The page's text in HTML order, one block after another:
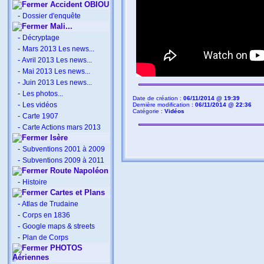
Accident OBIOU
- Dossier d'enquête
Mali...
- Décryptage
- Mars 2013 Les news...
- Avril 2013 Les news...
- Mai 2013 Les news...
- Juin 2013 Les news...
- Les photos...
- Les vidéos
- Carte 1907
- Carte Actions mars 2013
Isère
- Subventions 2001 à 2009
- Subventions 2009 à 2011
Route Napoléon
- Histoire
Cartes et Plans
- Atlas de Trudaine
- Corps en 1836
- Google maps & streets
- Plan de Corps
PHOTOS
Aériennes
Date de création : 06/11/2014 @ 19:39
Dernière modification : 06/11/2014 @ 22:36
Catégorie : Vidéos